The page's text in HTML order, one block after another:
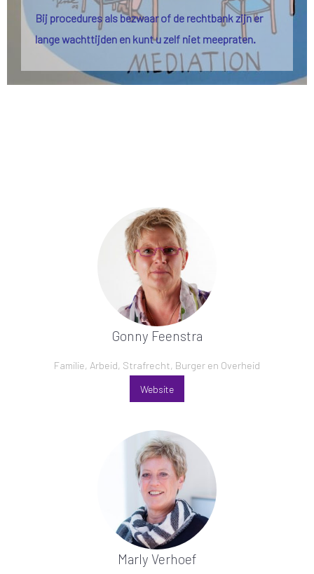
Bij procedures als bezwaar of de rechtbank zijn er
lange wachttijden en kunt u zelf niet meepraten.
Gonny Feenstra
Familie, Arbeid, Strafrecht, Burger en Overheid
Website
Marly Verhoef